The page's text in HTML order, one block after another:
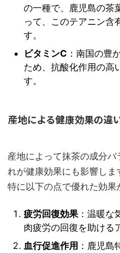
の一種で、鹿児島の茶
って、このテアニン含
す。
ビタミンC ：南国の豊
ため、抗酸化作用の高
す。
産地による健康効果の違
産地によって抹茶の成分
れが健康効果にも影響しま
特に以下の点で優れた効果
疲労回復効果 ：温暖な
肉疲労の回復を助ける
血行促進作用 ：鹿児島